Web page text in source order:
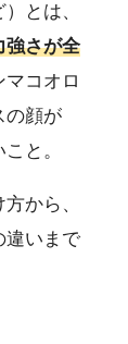
とは、
強さが全
コオロ
の顔が
と。
から、
違いまで